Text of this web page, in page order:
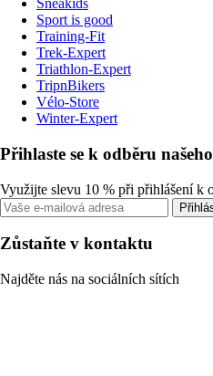
Sneakids
Sport is good
Training-Fit
Trek-Expert
Triathlon-Expert
TripnBikers
Vélo-Store
Winter-Expert
Přihlaste se k odběru
Využijte slevu 10 % při přihlášení k
Zůstaňte v kontaktu
Najděte nás na sociálních sítích